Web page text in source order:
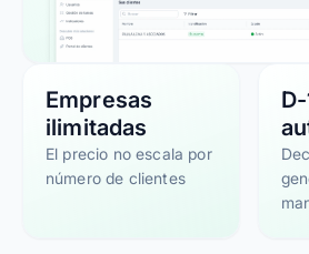
Empresas
ilimitadas
El precio no escala por
número de clientes